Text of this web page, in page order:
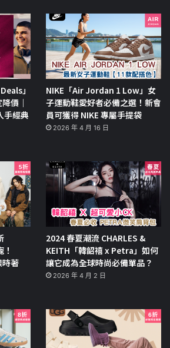
」
價｜
手經典
NIKE「Air Jordan 1 Low」女
子運動鞋愛好者必備之選！新會
員可獲得 NIKE 專屬手提袋
2026 年 4 月 16 日
時著
2024 春夏潮流 CHARLES &
KEITH「韓韶禧 x Petra」如何
讓它成為全球時尚必備單品？
2026 年 4 月 2 日